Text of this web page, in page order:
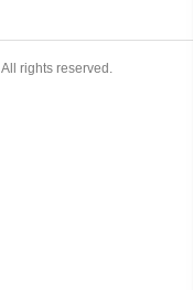
All rights reserved.